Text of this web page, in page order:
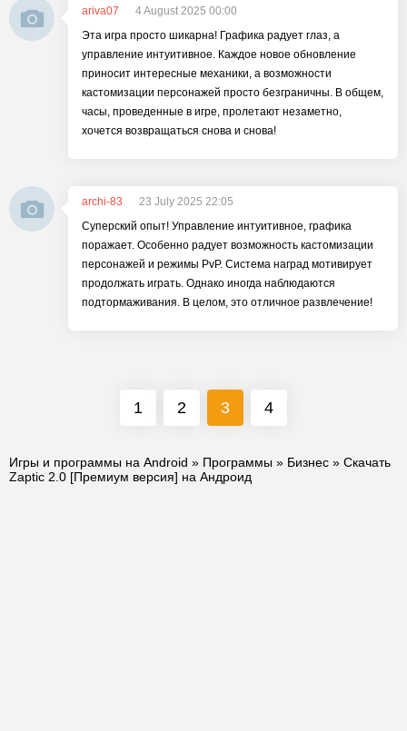
ariva07
4 August 2025 00:00
Эта игра просто шикарна! Графика радует глаз, а
управление интуитивное. Каждое новое обновление
приносит интересные механики, а возможности
кастомизации персонажей просто безграничны. В общем,
часы, проведенные в игре, пролетают незаметно,
хочется возвращаться снова и снова!
archi-83
23 July 2025 22:05
Суперский опыт! Управление интуитивное, графика
поражает. Особенно радует возможность кастомизации
персонажей и режимы PvP. Система наград мотивирует
продолжать играть. Однако иногда наблюдаются
подтормаживания. В целом, это отличное развлечение!
1 2 3 4
Игры и программы на Android » Программы » Бизнес » Скачать
Zaptic 2.0 [Премиум версия] на Андроид